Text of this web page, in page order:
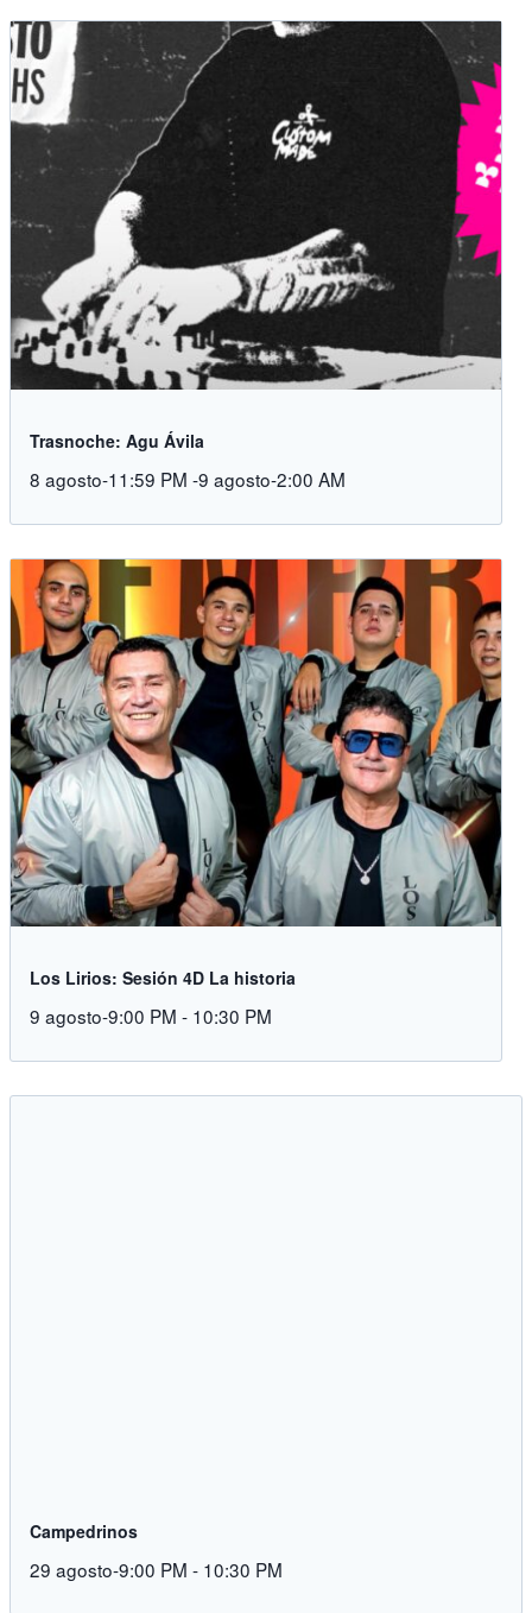
Trasnoche: Agu Ávila
8 agosto-11:59 PM -9 agosto-2:00 AM
Los Lirios: Sesión 4D La historia
9 agosto-9:00 PM - 10:30 PM
Campedrinos
29 agosto-9:00 PM - 10:30 PM